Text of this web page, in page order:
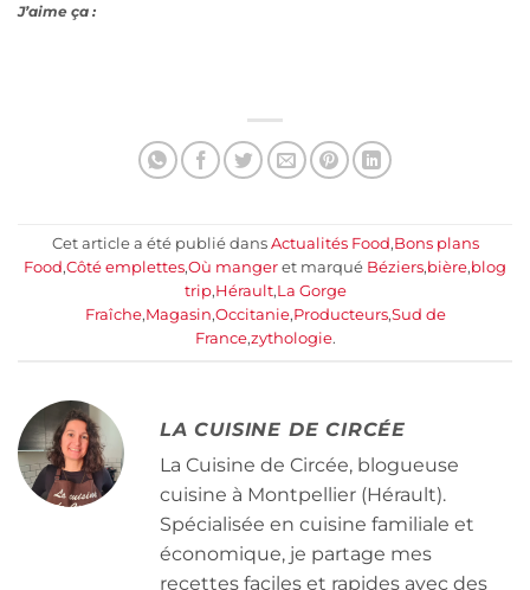
J’aime ça :
Cet article a été publié dans Actualités Food,Bons plans
Food,Côté emplettes,Où manger et marqué Béziers,bière,blog
trip,Hérault,La Gorge
Fraîche,Magasin,Occitanie,Producteurs,Sud de
France,zythologie.
LA CUISINE DE CIRCÉE
La Cuisine de Circée, blogueuse
cuisine à Montpellier (Hérault).
Spécialisée en cuisine familiale et
économique, je partage mes
recettes faciles et rapides avec des